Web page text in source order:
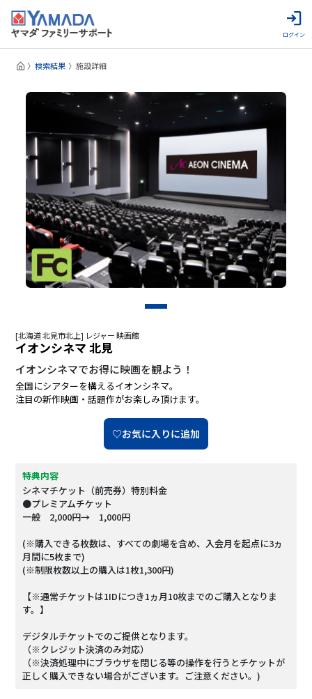
ログイン
検索結果 施設詳細
[北海道 北見市北上] レジャー 映画館
イオンシネマ 北見
イオンシネマでお得に映画を観よう！
全国にシアターを構えるイオンシネマ。
注目の新作映画・話題作がお楽しみ頂けます。
♡お気に入りに追加
特典内容
シネマチケット（前売券）特別料金
●プレミアムチケット
一般 2,000円→ 1,000円
(※購入できる枚数は、すべての劇場を含め、入会月を起点に3ヵ
月間に5枚まで)
(※制限枚数以上の購入は1枚1,300円)
【※通常チケットは1IDにつき1ヵ月10枚までのご購入となりま
す。】
デジタルチケットでのご提供となります。
（※クレジット決済のみ対応）
（※決済処理中にブラウザを閉じる等の操作を行うとチケットが
正しく購入できない場合がございます。ご注意ください。)